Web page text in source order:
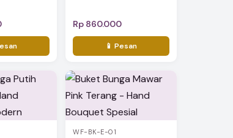
Rp 860.000
📱 Pesan
WF-BK-E-01